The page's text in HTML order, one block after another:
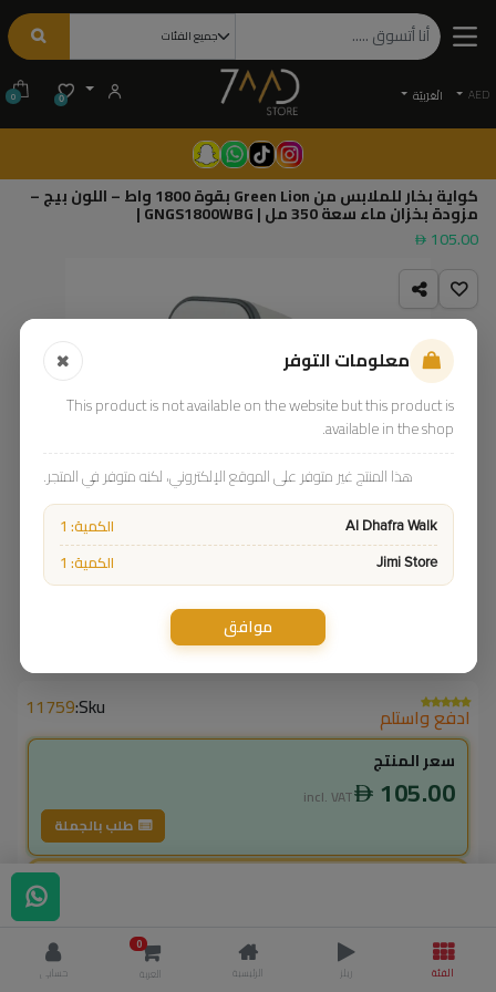
AED الْعَرَبيّة 0
0
كواية بخار للملابس من Green Lion بقوة 1800 واط – اللون بيج –
مزودة بخزان ماء سعة 350 مل | GNGS1800WBG |
105.00
ادفع واستلم Sku:
11759
سعر المنتج
105.00
incl. VAT
طلب بالجملة
105.00 وفر10.50
معلومات التوفر
This product is not available on the website but this product is
available in the shop.
هذا المنتج غير متوفر على الموقع الإلكتروني، لكنه متوفر في المتجر.
Al Dhafra Walk الكمية: 1
Jimi Store الكمية: 1
موافق
الفئة ريلز الرئيسية
0
العربة
حسابي